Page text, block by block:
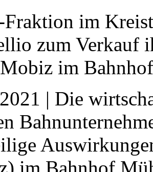
| Die